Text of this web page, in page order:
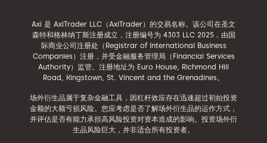
Axi 是 AxiTrader LLC（AxiTrader）的交易名称。该公司在圣文
森特和格林纳丁斯注册成立，注册编号为 4303 LLC 2025，由国
际商业公司注册处（Registrar of International Business
Companies）注册，并受金融服务管理局（Financial Services
Authority）监管。注册地址为 Euro House, Richmond Hill
Road, Kingstown, St. Vincent and the Grenadines。
场外衍生品属于复杂金融工具，因杠杆效应存在迅速超过初始投资
金额的大额亏损风险。您应考虑是否了解场外衍生品的运作方式，
并评估是否有能力承担高风险投资对资本造成的影响。投资场外衍
生品风险巨大，并非适合所有投资者。